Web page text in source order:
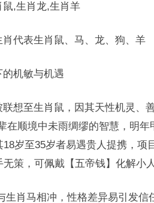
鼠,生肖龙,生肖羊
代表生肖鼠、马、龙、狗、羊
机敏与机遇
想至生肖鼠，因其天性机灵、
在顺境中未雨绸缪的智慧，明年
岁至35岁者易遇贵人提携，项
策，可佩戴【五帝钱】化解小
生肖马相冲，性格差异易引发